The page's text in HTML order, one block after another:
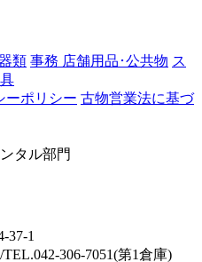
類 事務 店舗用品･公共物 ス
ーポリシー 古物営業法に基づ
タル部門
37-1
306-7051(第1倉庫)